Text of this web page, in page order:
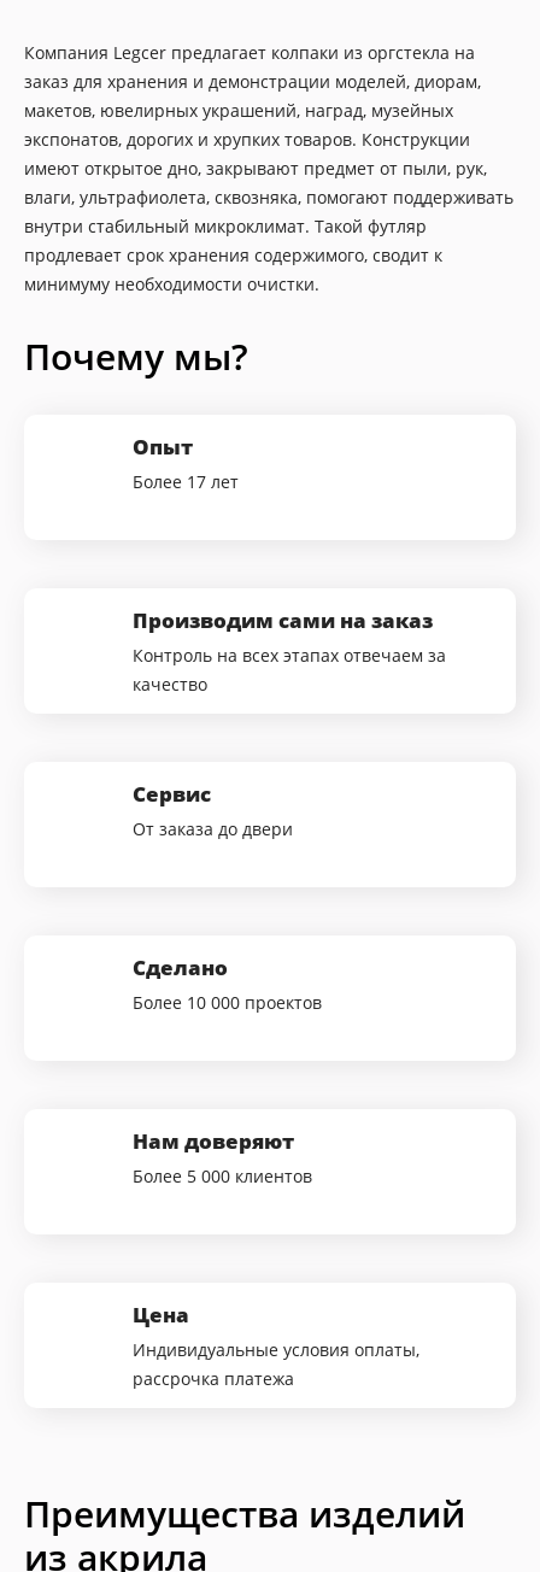
Компания Legcer предлагает колпаки из оргстекла на
заказ для хранения и демонстрации моделей, диорам,
макетов, ювелирных украшений, наград, музейных
экспонатов, дорогих и хрупких товаров. Конструкции
имеют открытое дно, закрывают предмет от пыли, рук,
влаги, ультрафиолета, сквозняка, помогают поддерживать
внутри стабильный микроклимат. Такой футляр
продлевает срок хранения содержимого, сводит к
минимуму необходимости очистки.
Почему мы?
Опыт
Более 17 лет
Производим сами на заказ
Контроль на всех этапах отвечаем за
качество
Сервис
От заказа до двери
Сделано
Более 10 000 проектов
Нам доверяют
Более 5 000 клиентов
Цена
Индивидуальные условия оплаты,
рассрочка платежа
Преимущества изделий
из акрила